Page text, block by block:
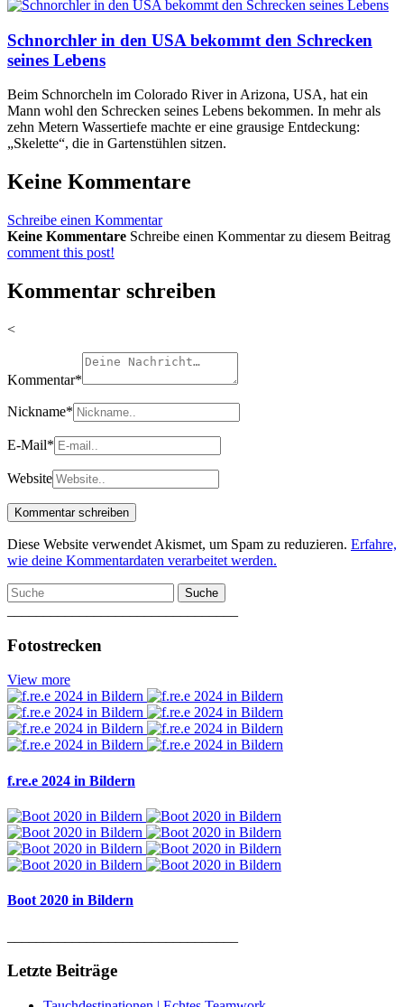
Schnorchler in den USA bekommt den Schrecken
seines Lebens
Beim Schnorcheln im Colorado River in Arizona, USA, hat ein
Mann wohl den Schrecken seines Lebens bekommen. In mehr als
zehn Metern Wassertiefe machte er eine grausige Entdeckung:
„Skelette“, die in Gartenstühlen sitzen.
Keine Kommentare
Schreibe einen Kommentar
Keine Kommentare Schreibe einen Kommentar zu diesem Beitrag
comment this post!
Kommentar schreiben
<
Kommentar*
Nickname*
E-Mail*
Website
Diese Website verwendet Akismet, um Spam zu reduzieren. Erfahre,
wie deine Kommentardaten verarbeitet werden.
Suche
Fotostrecken
View more
f.re.e 2024 in Bildern
Boot 2020 in Bildern
Letzte Beiträge